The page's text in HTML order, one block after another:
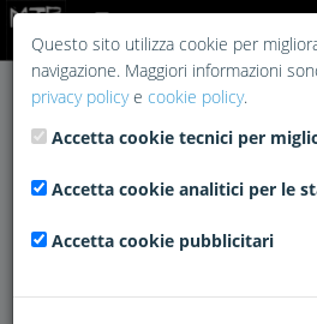
Questo sito utilizza cookie per
navigazione. Maggiori informazioni
privacy policye cookie policy.
Accetta cookie tecnici per
Accetta cookie analitici per le
Accetta cookie pubblicitari